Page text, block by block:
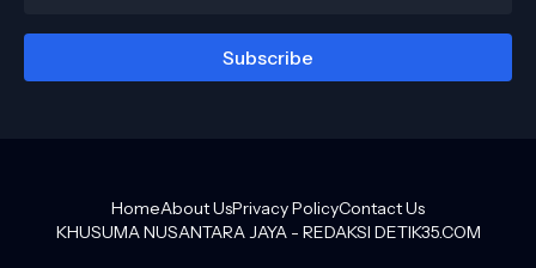
KHUSUMA NUSANTARA JAYA - REDAKSI DETIK35.COM
HomeAbout UsPrivacy PolicyContact Us